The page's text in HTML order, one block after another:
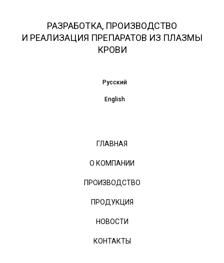
РАЗРАБОТКА, ПРОИЗВОДСТВО
И РЕАЛИЗАЦИЯ ПРЕПАРАТОВ ИЗ ПЛАЗМЫ
КРОВИ
Русский
English
ГЛАВНАЯ
О КОМПАНИИ
ПРОИЗВОДСТВО
ПРОДУКЦИЯ
НОВОСТИ
КОНТАКТЫ